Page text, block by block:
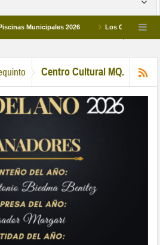
2026 Los Campus de
Centro Cultural MQ.